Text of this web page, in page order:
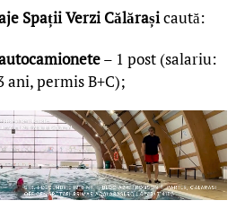
Spații Verzi Călărașicaută:
– 1 post (salariu:
ani, permis B+C);